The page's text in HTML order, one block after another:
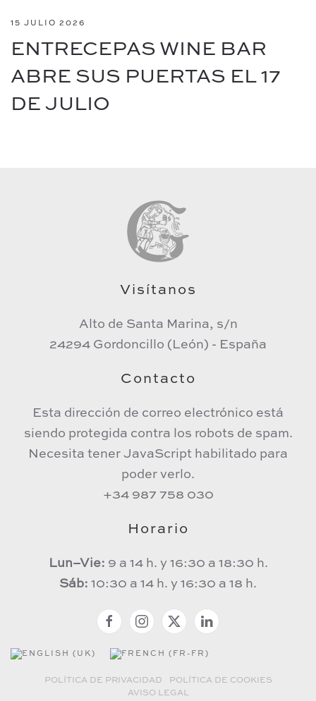
15 JULIO 2026
ENTRECEPAS WINE BAR
ABRE SUS PUERTAS EL 17
DE JULIO
Visítanos
Alto de Santa Marina, s/n
24294 Gordoncillo (León) - España
Contacto
Esta dirección de correo electrónico está
siendo protegida contra los robots de spam.
Necesita tener JavaScript habilitado para
poder verlo.
+34 987 758 030
Horario
Lun–Vie: 9 a 14 h. y 16:30 a 18:30 h.
Sáb: 10:30 a 14 h. y 16:30 a 18 h.
POLÍTICA DE PRIVACIDAD
POLÍTICA DE COOKIES
AVISO LEGAL